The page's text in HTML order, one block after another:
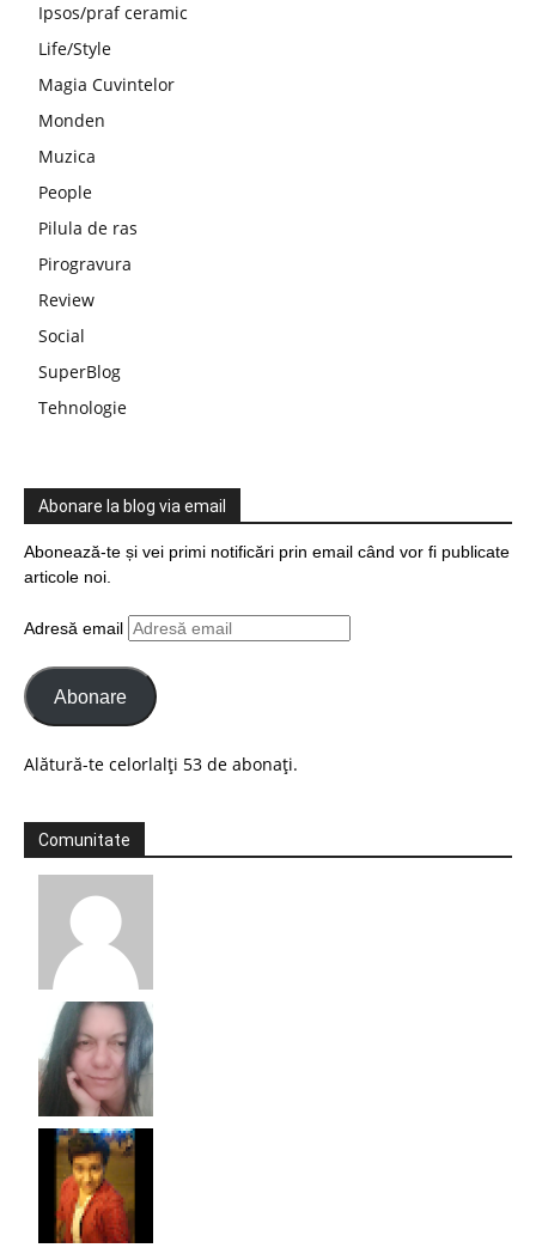
Ipsos/praf ceramic
Life/Style
Magia Cuvintelor
Monden
Muzica
People
Pilula de ras
Pirogravura
Review
Social
SuperBlog
Tehnologie
Abonare la blog via email
Abonează-te și vei primi notificări prin email când vor fi publicate
articole noi.
Adresă email
Abonare
Alătură-te celorlalți 53 de abonați.
Comunitate